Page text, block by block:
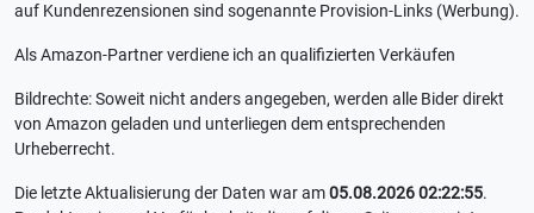
auf Kundenrezensionen sind sogenannte Provision-Links (Werbung).
Als Amazon-Partner verdiene ich an qualifizierten Verkäufen
Bildrechte: Soweit nicht anders angegeben, werden alle Bider direkt
von Amazon geladen und unterliegen dem entsprechenden
Urheberrecht.
Die letzte Aktualisierung der Daten war am05.08.2026 02:22:55.